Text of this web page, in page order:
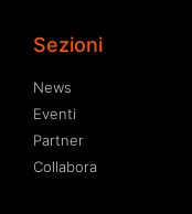
Sezioni
News
Eventi
Partner
Collabora